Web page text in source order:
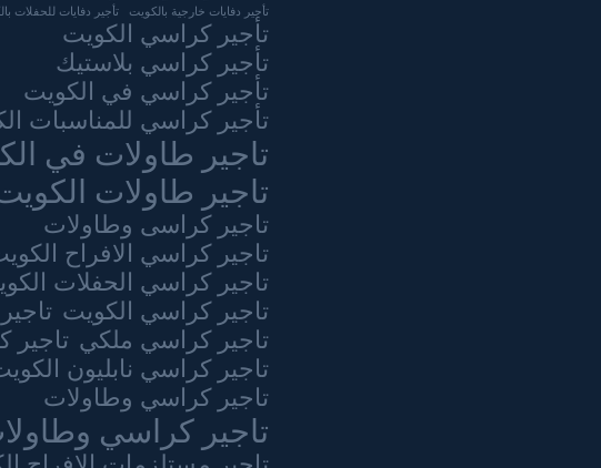
تأجير دفايات خارجية بالكويت تأجير دفايات للحفلات
تأجير كراسي الكويت
تأجير كراسي بلاستيك
تأجير كراسي في الكويت
تأجير كراسي للمناسبات
تاجير طاولات في
تاجير طاولات
تاجير كراسى وطاولات
تاجير كراسي الافراح
تاجير كراسي الحفلات
تاجير كراسي الكويت
تاجير كراسي ملكي تاجير
تاجير كراسي نابليون
تاجير كراسي وطاولات
تاجير كراسي